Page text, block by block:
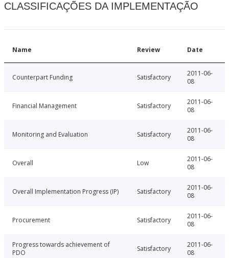
CLASSIFICAÇÕES DA IMPLEMENTAÇÃO
Name Review Date
Counterpart Funding Satisfactory
2011-06-
08
Financial Management Satisfactory
2011-06-
08
Monitoring and Evaluation Satisfactory
2011-06-
08
Overall Low
2011-06-
08
Overall Implementation Progress (IP) Satisfactory
2011-06-
08
Procurement Satisfactory
2011-06-
08
Progress towards achievement of
PDO
Satisfactory
2011-06-
08